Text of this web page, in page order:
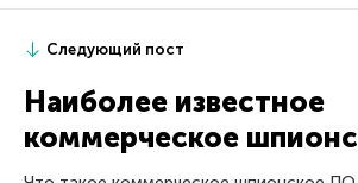
Следующий пост
Наиболее известное
коммерческое